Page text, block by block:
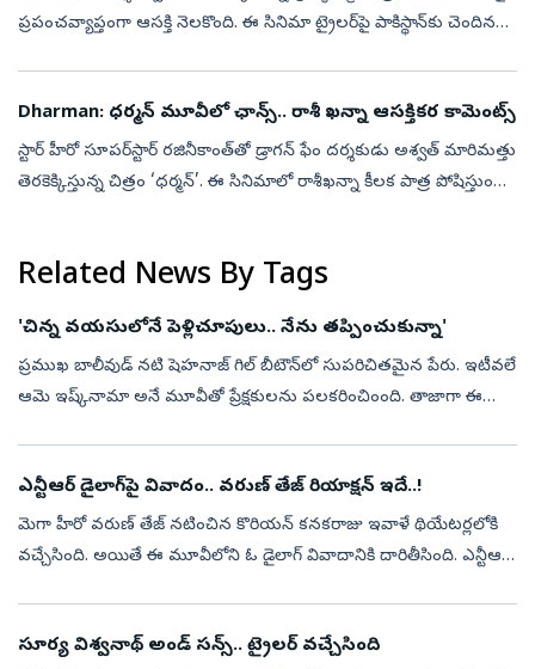
ప్రపంచవ్యాప్తంగా ఆసక్తి నెలకొంది. ఈ సినిమా ట్రైలర్‌పై పాకిస్థాన్‌కు చెందిన
Dharman: ధర్మన్‌ మూవీలో ఛాన్స్.. రాశీ ఖన్నా ఆసక్తికర కామెంట్స్
స్టార్‌ హీరో సూపర్‌స్టార్‌ రజినీకాంత్‌తో డ్రాగన్‌ ఫేం దర్శకుడు అశ్వత్‌ మారిమత్తు
తెరకెక్కిస్తున్న చిత్రం ‘ధర్మన్‌’. ఈ సినిమాలో రాశీఖన్నా కీలక పాత్ర పోషిస్తుంది.
Related News By Tags
'చిన్న వయసులోనే పెళ్లిచూపులు.. నేను తప్పించుకున్నా'
ప్రముఖ బాలీవుడ్ నటి షెహనాజ్ గిల్‌ బీటౌన్‌లో సుపరిచితమైన పేరు. ఇటీవలే
ఆమె ఇష్క్‌నామా అనే మూవీతో ప్రేక్షకులను పలకరించింంది. తాజాగా ఈ
ఎన్టీఆర్ డైలాగ్‌పై వివాదం.. వరుణ్ తేజ్ రియాక్షన్‌ ఇదే..!
మెగా హీరో వరుణ్ తేజ్ నటించిన కొరియన్ కనకరాజు ఇవాళే థియేటర్లలోకి
వచ్చేసింది. అయితే ఈ మూవీలోని ఓ డైలాగ్ వివాదానికి దారితీసింది. ఎన్టీఆర్
సూర్య విశ్వనాథ్ అండ్ సన్స్.. ట్రైలర్ వచ్చేసింది